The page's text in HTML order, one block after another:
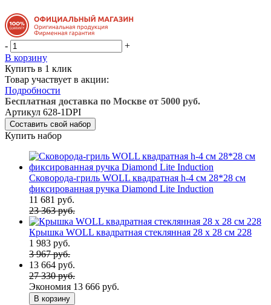
-
+
В корзину
Купить в 1 клик
Товар участвует в акции:
Подробности
Бесплатная доставка по Москве от 5000 руб.
Артикул 628-1DPI
Составить свой набор
Купить набор
Сковорода-гриль WOLL квадратная h-4 см 28*28 см
фиксированная ручка Diamond Lite Induction
11 681 руб.
23 363 руб.
Крышка WOLL квадратная стеклянная 28 х 28 см 228
1 983 руб.
3 967 руб.
13 664 руб.
27 330 руб.
Экономия 13 666 руб.
В корзину